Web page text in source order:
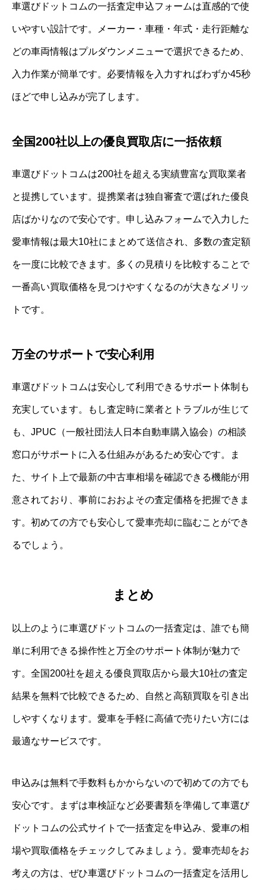
車選びドットコムの一括査定申込フォームは直感的で使
いやすい設計です。メーカー・車種・年式・走行距離な
どの車両情報はプルダウンメニューで選択できるため、
入力作業が簡単です。必要情報を入力すればわずか45秒
ほどで申し込みが完了します。
全国200社以上の優良買取店に一括依頼
車選びドットコムは200社を超える実績豊富な買取業者
と提携しています。提携業者は独自審査で選ばれた優良
店ばかりなので安心です。申し込みフォームで入力した
愛車情報は最大10社にまとめて送信され、多数の査定額
を一度に比較できます。多くの見積りを比較することで
一番高い買取価格を見つけやすくなるのが大きなメリッ
トです。
万全のサポートで安心利用
車選びドットコムは安心して利用できるサポート体制も
充実しています。もし査定時に業者とトラブルが生じて
も、JPUC（一般社団法人日本自動車購入協会）の相談
窓口がサポートに入る仕組みがあるため安心です。ま
た、サイト上で最新の中古車相場を確認できる機能が用
意されており、事前におおよその査定価格を把握できま
す。初めての方でも安心して愛車売却に臨むことができ
るでしょう。
まとめ
以上のように車選びドットコムの一括査定は、誰でも簡
単に利用できる操作性と万全のサポート体制が魅力で
す。全国200社を超える優良買取店から最大10社の査定
結果を無料で比較できるため、自然と高額買取を引き出
しやすくなります。愛車を手軽に高値で売りたい方には
最適なサービスです。
申込みは無料で手数料もかからないので初めての方でも
安心です。まずは車検証など必要書類を準備して車選び
ドットコムの公式サイトで一括査定を申込み、愛車の相
場や買取価格をチェックしてみましょう。愛車売却をお
考えの方は、ぜひ車選びドットコムの一括査定を活用し